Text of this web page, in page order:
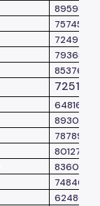
8959897
7574541
7249748
7936524
8537640
7251211
6481663
8930368
7878931
8012741
8360251
7484691
6248667